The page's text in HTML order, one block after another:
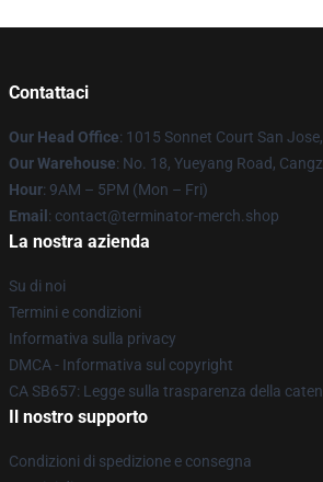
Contattaci
Our Head Office: 1015 Sonnet Court San
Our Warehouse: No. 18, Yueyang Road,
Hour: 9AM – 5PM (Mon – Fri)
Email : contact@terminator-merch.shop
La nostra azienda
Su di noi
Termini e condizioni
Informativa sulla privacy
DMCA - Informativa sul copyright
CA SB657: Legge sulla trasparenza della
Il nostro supporto
Condizioni di spedizione e consegna